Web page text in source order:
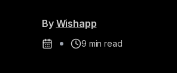
By Wishapp
9 min read